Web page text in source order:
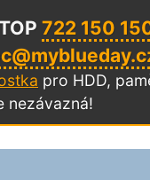
722 150
pro HDD,
nezávazná!